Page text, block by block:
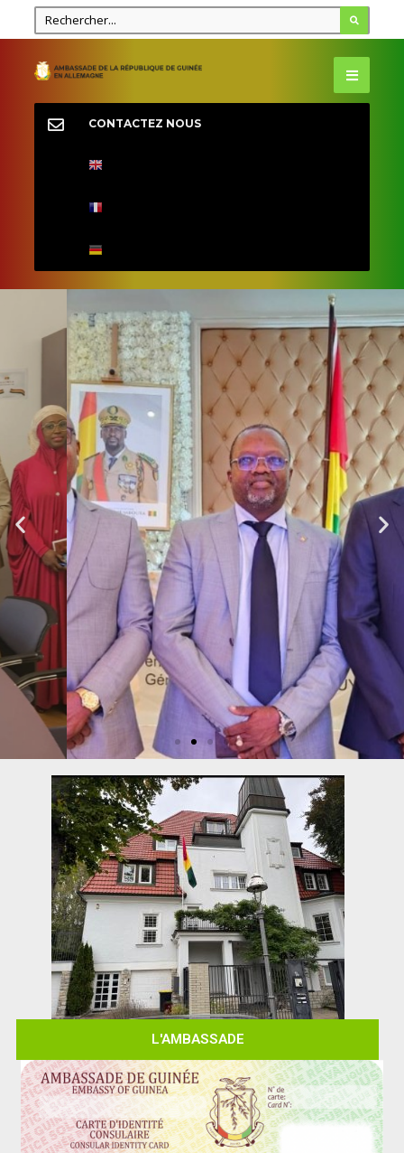
CONTACTEZ NOUS
DIPLOMATIE
DE
PROXIMITÉ
L'AMBASSADE